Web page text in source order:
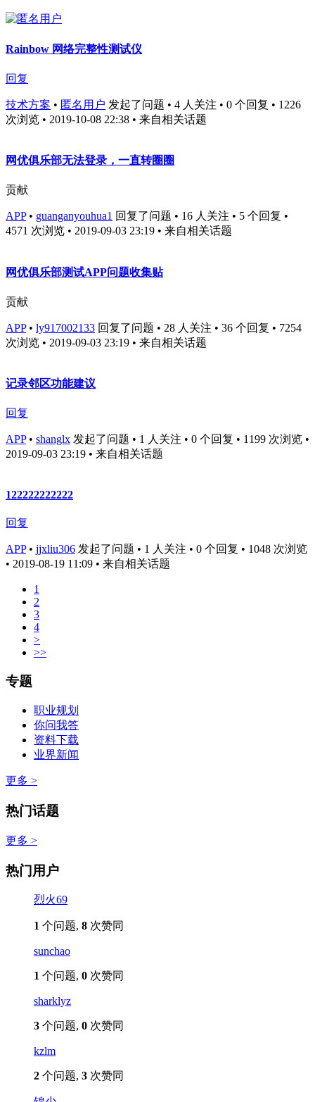
Rainbow 网络完整性测试仪
回复
技术方案 • 匿名用户 发起了问题 • 4 人关注 • 0 个回复 • 1226
次浏览 • 2019-10-08 22:38 • 来自相关话题
网优俱乐部无法登录，一直转圈圈
贡献
APP• guanganyouhua1 回复了问题 • 16 人关注 • 5 个回复 •
4571 次浏览 • 2019-09-03 23:19 • 来自相关话题
网优俱乐部测试APP问题收集贴
贡献
APP• ly917002133 回复了问题 • 28 人关注 • 36 个回复 • 7254
次浏览 • 2019-09-03 23:19 • 来自相关话题
记录邻区功能建议
回复
APP• shanglx 发起了问题 • 1 人关注 • 0 个回复 • 1199 次浏览 •
2019-09-03 23:19 • 来自相关话题
122222222222
回复
APP• jjxliu306 发起了问题 • 1 人关注 • 0 个回复 • 1048 次浏览
• 2019-08-19 11:09 • 来自相关话题
1
2
3
4
>
>>
专题
职业规划
你问我答
资料下载
业界新闻
更多 >
热门话题
更多 >
热门用户
烈火69
1 个问题, 8 次赞同
sunchao
1 个问题, 0 次赞同
sharklyz
3 个问题, 0 次赞同
kzlm
2 个问题, 3 次赞同